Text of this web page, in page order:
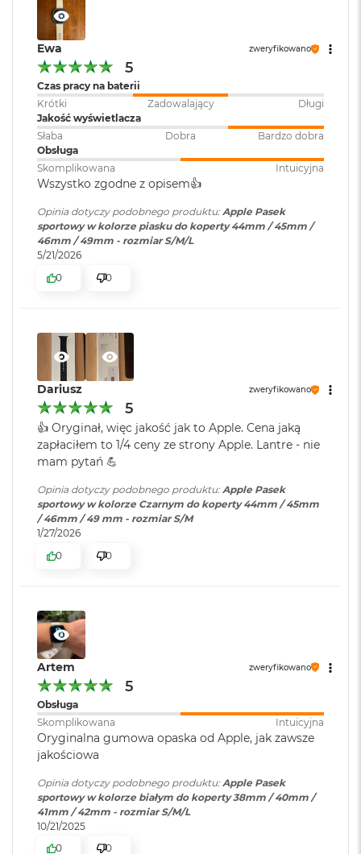
M
a
c
o
o
k
A
i
G
w
i
z
d
n
a
r
ś
ć
M
c
B
o
o
A
i
r
K
ż
c
o
w
a
o
ś
w
i
a
t
a
M
a
Ewa zweryfikowano
5
Czas pracy na baterii
Krótki
Zadowalający
Długi
Jakość wyświetlacza
Słaba
Dobra
Bardzo dobra
Obsługa
Skomplikowana
Intuicyjna
Wszystko zgodne z opisem👍️
Opinia dotyczy podobnego produktu:Apple Pasek
sportowy w kolorze piasku do koperty 44mm / 45mm /
46mm / 49mm - rozmiar S/M/L
5/21/2026
0
0
Dariusz zweryfikowano
5
👍️ Oryginał, więc jakość jak to Apple. Cena jaką
zapłaciłem to 1/4 ceny ze strony Apple. Lantre - nie
mam pytań 💪
Opinia dotyczy podobnego produktu:Apple Pasek
sportowy w kolorze Czarnym do koperty 44mm / 45mm
/ 46mm / 49 mm - rozmiar S/M
1/27/2026
0
0
Artem zweryfikowano
5
Obsługa
Skomplikowana
Intuicyjna
Oryginalna gumowa opaska od Apple, jak zawsze
jakościowa
Opinia dotyczy podobnego produktu: Apple Pasek
sportowy w kolorze białym do koperty 38mm / 40mm /
41mm / 42mm - rozmiar S/M/L
10/21/2025
0
0